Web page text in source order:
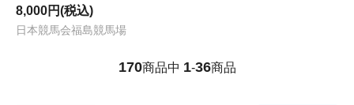
8,000円(税込)
日本競馬会福島競馬場
170商品中 1-36商品